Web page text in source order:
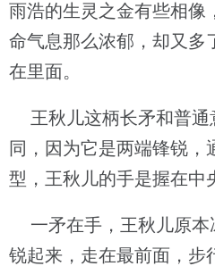
雨浩的生灵之金有些相像
命气息那么浓郁，却又多
在里面。
王秋儿这柄长矛和普通
同，因为它是两端锋锐，
型，王秋儿的手是握在中
一矛在手，王秋儿原本
锐起来，走在最前面，步